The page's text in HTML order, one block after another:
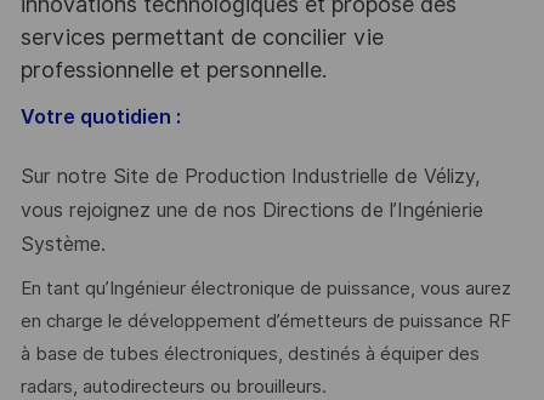
services permettant de concilier vie
professionnelle et personnelle.
Votre quotidien :
Sur notre Site de Production Industrielle de Vélizy,
vous rejoignez une de nos Directions de l’Ingénierie
Système.
En tant qu’Ingénieur électronique de puissance, vous aurez
en charge le développement d’émetteurs de puissance RF
à base de tubes électroniques, destinés à équiper des
radars, autodirecteurs ou brouilleurs.